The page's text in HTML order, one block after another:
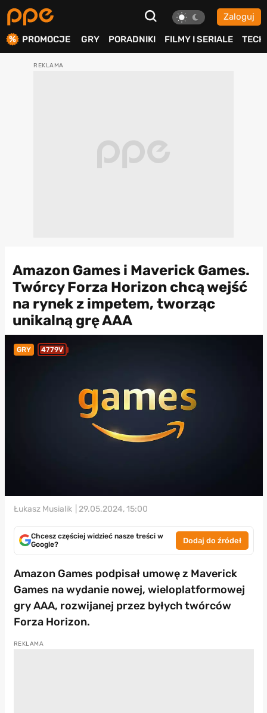
Zaloguj
PROMOCJE GRY PORADNIKI FILMY I SERIALE TECH
Amazon Games i Maverick Games.
Twórcy Forza Horizon chcą wejść
na rynek z impetem, tworząc
unikalną grę AAA
GRY 4779V
Łukasz Musialik | 29.05.2024, 15:00
Chcesz częściej widzieć nasze treści w
Google?
Dodaj do źródeł
Amazon Games podpisał umowę z Maverick
Games na wydanie nowej, wieloplatformowej
gry AAA, rozwijanej przez byłych twórców
Forza Horizon.